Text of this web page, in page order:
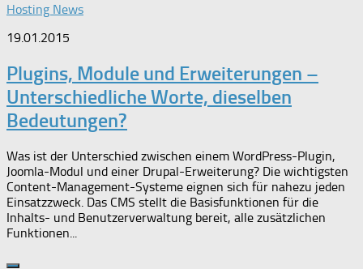
Hosting News
19.01.2015
Plugins, Module und Erweiterungen –
Unterschiedliche Worte, dieselben
Bedeutungen?
Was ist der Unterschied zwischen einem WordPress-Plugin,
Joomla-Modul und einer Drupal-Erweiterung? Die wichtigsten
Content-Management-Systeme eignen sich für nahezu jeden
Einsatzzweck. Das CMS stellt die Basisfunktionen für die
Inhalts- und Benutzerverwaltung bereit, alle zusätzlichen
Funktionen...